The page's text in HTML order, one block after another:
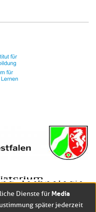
Dienste für Media
später jederzeit